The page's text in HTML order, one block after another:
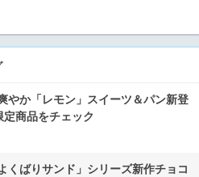
やか「レモン」スイーツ＆パン新登
商品をチェック
くばりサンド」シリーズ新作チョコ